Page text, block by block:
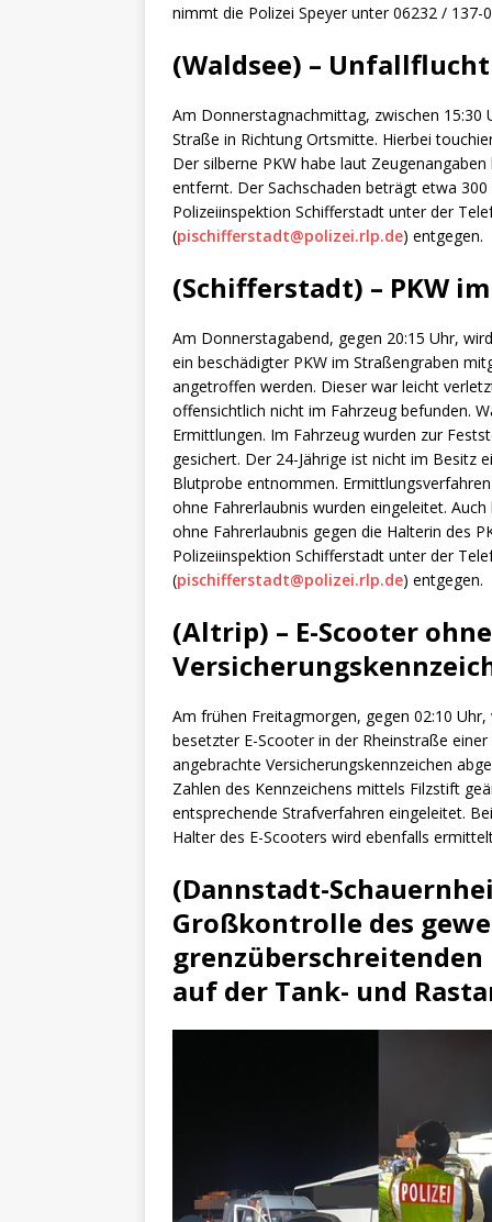
nimmt die Polizei Speyer unter 06232 / 137-
(Waldsee) –
Am Donnerstagnachmittag, zwischen 15:30
Straße in Richtung Ortsmitte. Hierbei
Der silberne PKW habe laut
entfernt. Der Sachschaden beträgt etwa
Polizeiinspektion Schifferstadt unter der
(pischifferstadt@polizei.rlp.de) entgegen.
(Schifferstadt) – PKW
Am Donnerstagabend, gegen 20:15 Uhr,
ein beschädigter PKW im Straßengraben
angetroffen werden. Dieser war leicht
offensichtlich nicht im Fahrzeug befunden.
Ermittlungen. Im Fahrzeug wurden zur
gesichert. Der 24-Jährige ist nicht im Besitz
Blutprobe entnommen.
ohne Fahrerlaubnis wurden eingeleitet.
ohne Fahrerlaubnis gegen die Halterin des
Polizeiinspektion Schifferstadt unter der
(pischifferstadt@polizei.rlp.de) entgegen.
(Altrip) – E-Scooter
Am frühen Freitagmorgen, gegen 02:10
besetzter E-Scooter in der Rheinstraße
angebrachte Versicherungskennzeichen
Zahlen des Kennzeichens mittels Filzstift
entsprechende Strafverfahren eingeleitet.
Halter des E-Scooters wird ebenfalls
(Dannstadt-
Großkontrolle des
auf der Tank- und